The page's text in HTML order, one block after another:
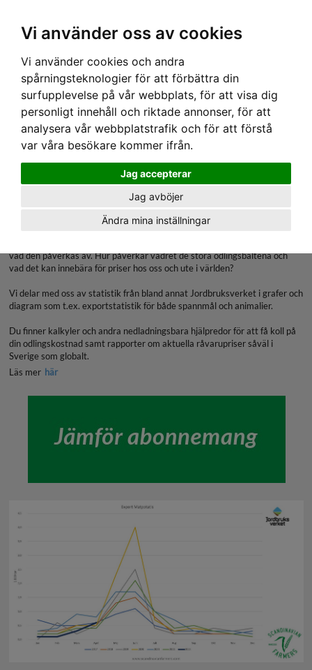
Vi använder oss av cookies
Vi använder cookies och andra
spårningsteknologier för att förbättra din
surfupplevelse på vår webbplats, för att visa dig
personligt innehåll och riktade annonser, för att
analysera vår webbplatstrafik och för att förstå
var våra besökare kommer ifrån.
Jag accepterar
Jag avböjer
Ändra mina inställningar
Export och Import av Potatis
Denna sida är låst och endast tillgänglig för
kunder med Abonnemang Utsikt Premium
eller Marknad.
Vad händer i världen och vilka yttre påverkan har svenskt lantbruk ur ett
vad den påverkas av. Hur påverkar vädret de stora odlingsbältena och
vad det kan innebära för priser hos oss och ute i världen?
Vi delar med oss av statistik från bland annat Jordbruksverket i grafer och
diagram som t.ex. exportstatistik för både spannmål och animalier.
Du finner kalkyler och andra nedladningsbara hjälpredor för att få koll på
din odlingskostnad samt rapporter om aktuella råvarupriser såväl i
Sverige som globalt.
Läs mer här